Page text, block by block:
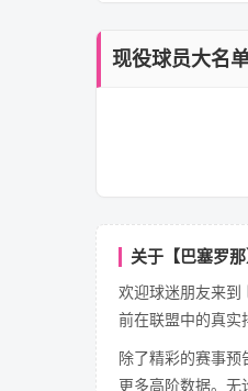
现役球员大名
关于【巴塞罗
欢迎球迷朋友来到
前在联盟中的真实
除了精彩的赛事预
更多高阶数据。无